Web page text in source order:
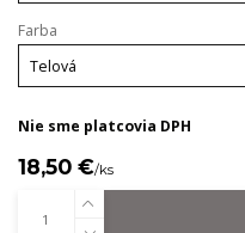
Farba
Nie sme platcovia DPH
18,50 €/ks